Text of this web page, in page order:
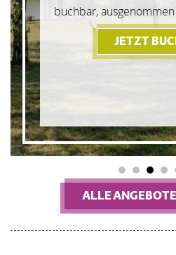
buchbar,
JETZT
1 2 3 4
ALLE